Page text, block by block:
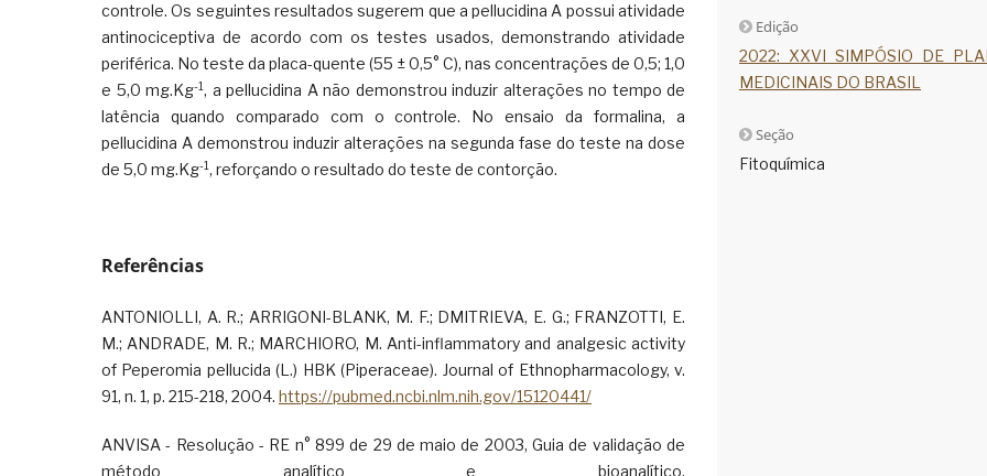
controle. Os seguintes resultados sugerem que a pellucidina A possui atividade
antinociceptiva de acordo com os testes usados, demonstrando atividade
periférica. No teste da placa-quente (55 ± 0,5° C), nas concentrações de 0,5; 1,0
e 5,0 mg.Kg-1, a pellucidina A não demonstrou induzir alterações no tempo de
latência quando comparado com o controle. No ensaio da formalina, a
pellucidina A demonstrou induzir alterações na segunda fase do teste na dose
de 5,0 mg.Kg-1, reforçando o resultado do teste de contorção.
Referências
ANTONIOLLI, A. R.; ARRIGONI-BLANK, M. F.; DMITRIEVA, E. G.; FRANZOTTI, E.
M.; ANDRADE, M. R.; MARCHIORO, M. Anti-inflammatory and analgesic activity
of Peperomia pellucida (L.) HBK (Piperaceae). Journal of Ethnopharmacology, v.
91, n. 1, p. 215-218, 2004. https://pubmed.ncbi.nlm.nih.gov/15120441/
ANVISA - Resolução - RE n° 899 de 29 de maio de 2003, Guia de validação de
método analítico e bioanalítico.
Edição
2022: XXVI SIMPÓSIO DE
MEDICINAIS DO BRASIL
Seção
Fitoquímica